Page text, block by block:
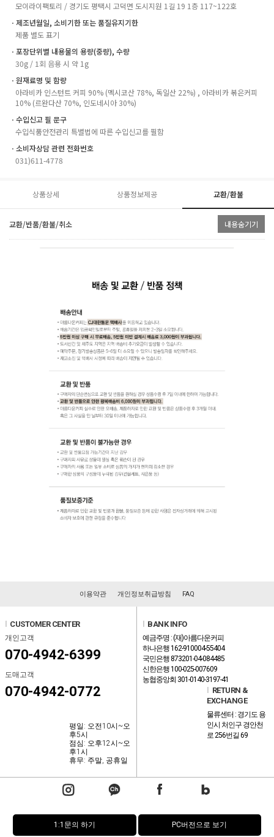
모이라이팩토리 / 경기도 평택시 고덕면 도시지원 1길 19 1층 117~122호
ㆍ제조년월일, 소비기한 또는 품질유지기한
제품 별도 표기
ㆍ포장단위별 내용물의 용량(중량), 수량
30g / 1회 음용 시 약 1g
ㆍ원재료명 및 함량
아라비카 인스턴트 커피 90% (멕시코산 78%, 독일산 22%) , 아라비카 볶은커피
10% (르완다산 70%, 인도네시아 30%)
ㆍ수입신고 필 문구
수입식품안전관리 특별법에 따른 수입신고를 필함
ㆍ소비자상담 관련 전화번호
031)611-4778
상품상세 상품정보제공 교환/환불
교환/반품/환불/취소 내용숨기기
이용약관 개인정보취급방침 FAQ
CUSTOMER CENTER
개인고객
070-4942-6399
도매고객
070-4942-0772
평일: 오전10시~오
후5시
점심: 오후12시~오
후1시
휴무: 주말, 공휴일
BANK INFO
예금주명 : (재)아름다운커피
하나은행 162-910004-55404
국민은행 873201-04-084485
신한은행 100-025-007609
농협중앙회 301-0140-3197-41
RETURN &
EXCHANGE
물류센터 : 경기도 용
인시 처인구 경안천
로 256번길 69
1:1문의 하기 PC버전으로 보기